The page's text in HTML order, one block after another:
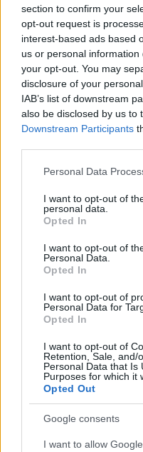
section to confirm your
opt-out request is
interest-based ads based
us or personal
your opt-out. You may
disclosure of your
IAB’s list of downstream
also be disclosed by us to
Downstream Participants
Please note that this
not limited to your visit or
grant or deny consent to
use your data for below
consent section.
Personal Data
I want to opt-out of
personal data.
Opted In
I want to opt-out of
Personal Data.
Opted In
I want to opt-out of
Personal Data for
Opted In
I want to opt-out of
Retention, Sale, and/
Personal Data that Is
Purposes for which it
Opted Out
Google consents
I want to allow
Continua a